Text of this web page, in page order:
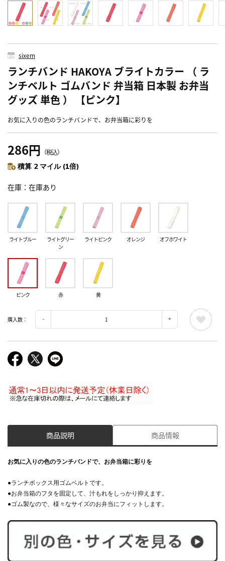
sixem
ランチバンド HAKOYA ブライトカラー （ ラ
ンチベルト ゴムバンド 弁当箱 日本製 お弁当
グッズ 単色 ） 【ピンク】
お気に入りの色のランチバンドで、お弁当箱に彩りを
286円 （税込）
積算 2 マイル (1倍)
在庫 在庫あり
ライトブルー
ライトグリー
ン
ライトピンク オレンジ オフホワイト
ピンク 赤 黄
購入数：
商品説明 商品情報
お気に入りの色のランチバンドで、お弁当箱に彩りを
●ランチボックス用ゴムベルトです。
●お弁当箱のフタを固定して、汁もれをしっかり抑えます。
●ゴム製なので、様々なサイズのお弁当にフィットします。